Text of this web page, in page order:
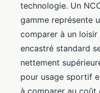
technologie. Un
gamme représente
comparer à un loisir
encastré standard
nettement
pour usage sportif